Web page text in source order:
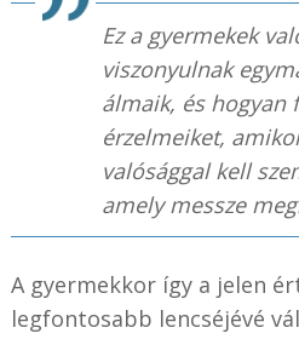
Ez a gyermekek
viszonyulnak
álmaik, és hogyan
érzelmeiket,
valósággal kell
amely messze
A gyermekkor így a jelen
legfontosabb lencséjévé